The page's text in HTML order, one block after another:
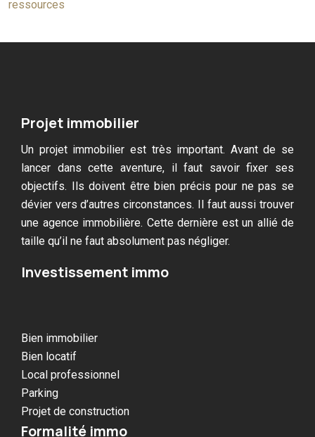
ressources
Projet immobilier
Un projet immobilier est très important. Avant de se
lancer dans cette aventure, il faut savoir fixer ses
objectifs. Ils doivent être bien précis pour ne pas se
dévier vers d’autres circonstances. Il faut aussi trouver
une agence immobilière. Cette dernière est un allié de
taille qu’il ne faut absolument pas négliger.
Investissement immo
Bien immobilier
Bien locatif
Local professionnel
Parking
Projet de construction
Formalité immo